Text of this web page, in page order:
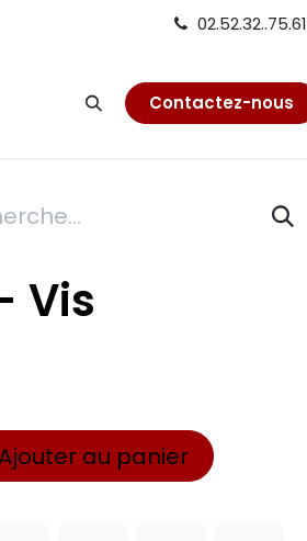
02.52.32..75.61
Contactez-nous
Vis
au panier